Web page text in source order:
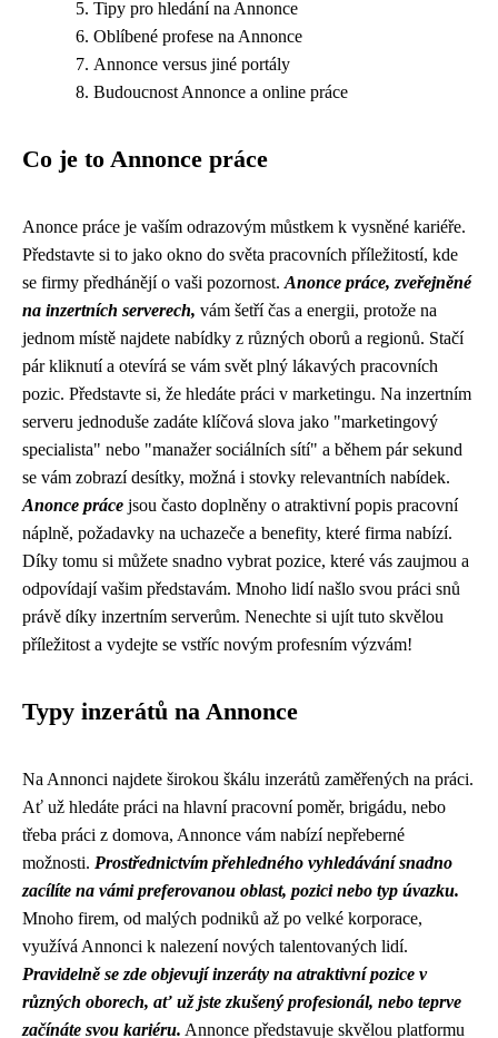
Tipy pro hledání na Annonce
Oblíbené profese na Annonce
Annonce versus jiné portály
Budoucnost Annonce a online práce
Co je to Annonce práce
Anonce práce je vaším odrazovým můstkem k vysněné kariéře.
Představte si to jako okno do světa pracovních příležitostí, kde
se firmy předhánějí o vaši pozornost. Anonce práce, zveřejněné
na inzertních serverech, vám šetří čas a energii, protože na
jednom místě najdete nabídky z různých oborů a regionů. Stačí
pár kliknutí a otevírá se vám svět plný lákavých pracovních
pozic. Představte si, že hledáte práci v marketingu. Na inzertním
serveru jednoduše zadáte klíčová slova jako "marketingový
specialista" nebo "manažer sociálních sítí" a během pár sekund
se vám zobrazí desítky, možná i stovky relevantních nabídek.
Anonce práce jsou často doplněny o atraktivní popis pracovní
náplně, požadavky na uchazeče a benefity, které firma nabízí.
Díky tomu si můžete snadno vybrat pozice, které vás zaujmou a
odpovídají vašim představám. Mnoho lidí našlo svou práci snů
právě díky inzertním serverům. Nenechte si ujít tuto skvělou
příležitost a vydejte se vstříc novým profesním výzvám!
Typy inzerátů na Annonce
Na Annonci najdete širokou škálu inzerátů zaměřených na práci.
Ať už hledáte práci na hlavní pracovní poměr, brigádu, nebo
třeba práci z domova, Annonce vám nabízí nepřeberné
možnosti. Prostřednictvím přehledného vyhledávání snadno
zacílíte na vámi preferovanou oblast, pozici nebo typ úvazku.
Mnoho firem, od malých podniků až po velké korporace,
využívá Annonci k nalezení nových talentovaných lidí.
Pravidelně se zde objevují inzeráty na atraktivní pozice v
různých oborech, ať už jste zkušený profesionál, nebo teprve
začínáte svou kariéru. Annonce představuje skvělou platformu